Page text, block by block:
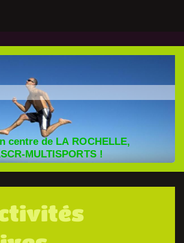
centre de LA ROCHELLE,
MULTISPORTS !